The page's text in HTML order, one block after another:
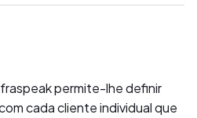
permite-lhe definir
cada cliente individual que